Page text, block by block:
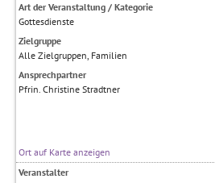
Art der Veranstaltung / Kategorie
Gottesdienste
Zielgruppe
Alle Zielgruppen, Familien
Ansprechpartner
Pfrin. Christine Stradtner
Ort auf Karte anzeigen
Veranstalter